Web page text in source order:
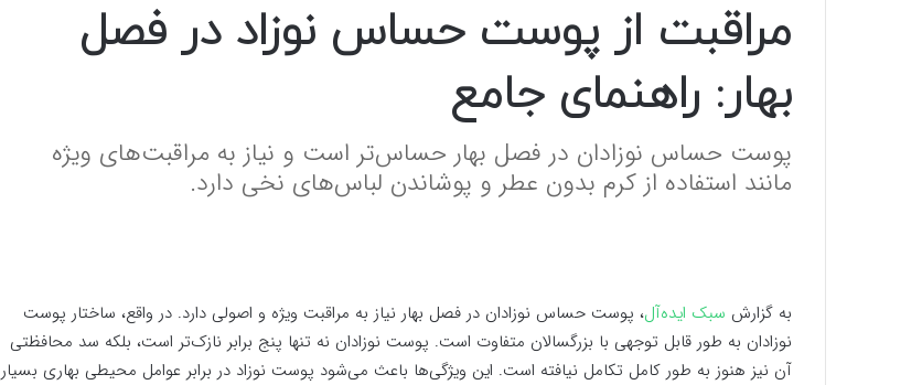
مراقبت از پوست حساس نوزاد در فصل
بهار: راهنمای جامع
پوست حساس نوزادان در فصل بهار حساس‌تر است و نیاز به مراقبت‌های ویژه
مانند استفاده از کرم بدون عطر و پوشاندن لباس‌های نخی دارد.
به گزارش سبک ایده‌آل، پوست حساس نوزادان در فصل بهار نیاز به مراقبت ویژه و اصولی دارد. در واقع، ساختار پوست
نوزادان به طور قابل توجهی با بزرگسالان متفاوت است. پوست نوزادان نه تنها پنج برابر نازک‌تر است، بلکه سد محافظتی
آن نیز هنوز به طور کامل تکامل نیافته است. این ویژگی‌ها باعث می‌شود پوست نوزاد در برابر عوامل محیطی بهاری بسیار